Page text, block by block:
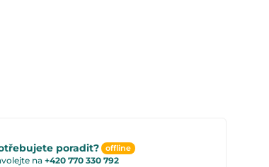
poradit? offline
na +420 770 330 792